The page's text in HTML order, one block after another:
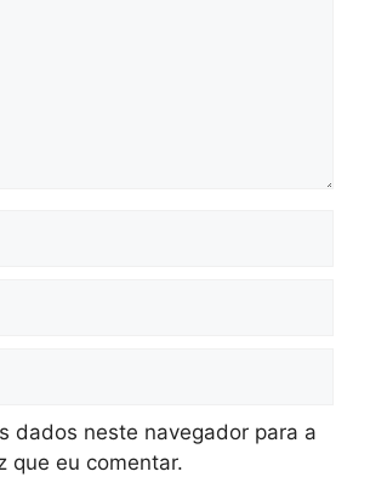
dados neste navegador para a
que eu comentar.